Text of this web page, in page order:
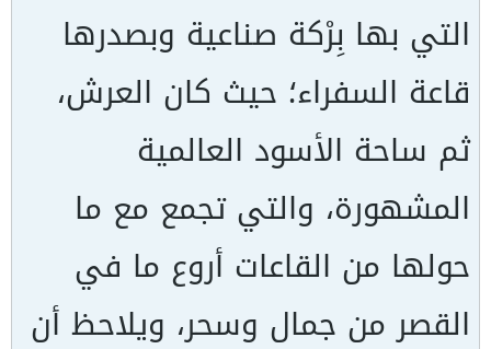
التي بها بِرْكة صناعية وبصدرها
قاعة السفراء؛ حيث كان العرش،
ثم ساحة الأسود العالمية
المشهورة، والتي تجمع مع ما
حولها من القاعات أروع ما في
القصر من جمال وسحر، ويلاحظ أن